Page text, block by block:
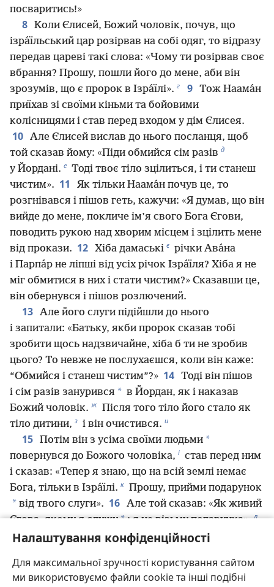
Налаштування конфіденційності
Для максимальної зручності користування сайтом
ми використовуємо файли cookie та інші подібні
посваритись!»
8 Коли Єлисей, Божий чоловік, почув, що
ізра́їльський цар розірвав на собі одяг, то відразу
передав цареві такі слова: «Чому ти розірвав своє
вбрання? Прошу, пошли його до мене, аби він
зрозумів, що є пророк в Ізра́їлі». г 9 Тож Наама́н
приїхав зі своїми кіньми та бойовими
колісницями і став перед входом у дім Єлисея.
10 Але Єлисей вислав до нього посланця, щоб
той сказав йому: «Піди обмийся сім разів д
у Йордані. е Тоді твоє тіло зцілиться, і ти станеш
чистим». 11
Як тільки Наама́н почув це, то
розгнівався і пішов геть, кажучи: «Я думав, що він
вийде до мене, покличе ім’я свого Бога Єгови,
поводить рукою над хворим місцем і зцілить мене
від прокази. 12 Хіба дамаські є річки Ава́на
і Парпа́р не ліпші від усіх річок Ізра́їля? Хіба я не
міг обмитися в них і стати чистим?» Сказавши це,
він обернувся і пішов розлючений.
13 Але його слуги підійшли до нього
і запитали: «Батьку, якби пророк сказав тобі
зробити щось надзвичайне, хіба б ти не зробив
цього? То невже не послухаєшся, коли він каже:
“Обмийся і станеш чистим”?» 14 Тоді він пішов
і сім разів занурився * в Йордан, як і наказав
Божий чоловік. ж Після того тіло його стало як
тіло дитини, з і він очистився. и
15 Потім він з усіма своїми людьми *
повернувся до Божого чоловіка, і став перед ним
і сказав: «Тепер я знаю, що на всій землі немає
Бога, тільки в Ізра́їлі. к Прошу, прийми подарунок
* від твого слуги». 16 Але той сказав: «Як живий
Єгова, якому я служу * : я не візьму подарунка». л
І хоч як Наама́н його впрошував, він не хотів
то нехай мені, твоєму слузі, дадуть стільки землі
з цього краю, скільки зможе понести пара мулів,